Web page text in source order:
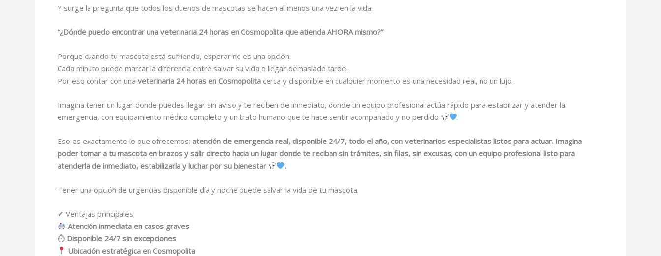
Y surge la pregunta que todos los dueños de mascotas se hacen al menos una vez en la vida:
“¿Dónde puedo encontrar una veterinaria 24 horas en Cosmopolita que atienda AHORA mismo?”
Porque cuando tu mascota está sufriendo, esperar no es una opción.
Cada minuto puede marcar la diferencia entre salvar su vida o llegar demasiado tarde.
Por eso contar con una veterinaria 24 horas en Cosmopolita cerca y disponible en cualquier momento es una necesidad real, no un lujo.
Imagina tener un lugar donde puedes llegar sin aviso y te reciben de inmediato, donde un equipo profesional actúa rápido para estabilizar y atender la
emergencia, con equipamiento médico completo y un trato humano que te hace sentir acompañado y no perdido
.
Eso es exactamente lo que ofrecemos: atención de emergencia real, disponible 24/7, todo el año, con veterinarios especialistas listos para actuar. Imagina
poder tomar a tu mascota en brazos y salir directo hacia un lugar donde te reciban sin trámites, sin filas, sin excusas, con un equipo profesional listo para
atenderla de inmediato, estabilizarla y luchar por su bienestar
.
Tener una opción de urgencias disponible día y noche puede salvar la vida de tu mascota.
✔ Ventajas principales
Atención inmediata en casos graves
⏱ Disponible 24/7 sin excepciones
Ubicación estratégica en Cosmopolita